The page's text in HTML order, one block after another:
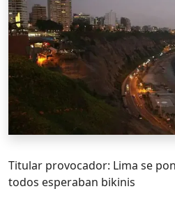
Titular provocador: Lima se
todos esperaban bikinis